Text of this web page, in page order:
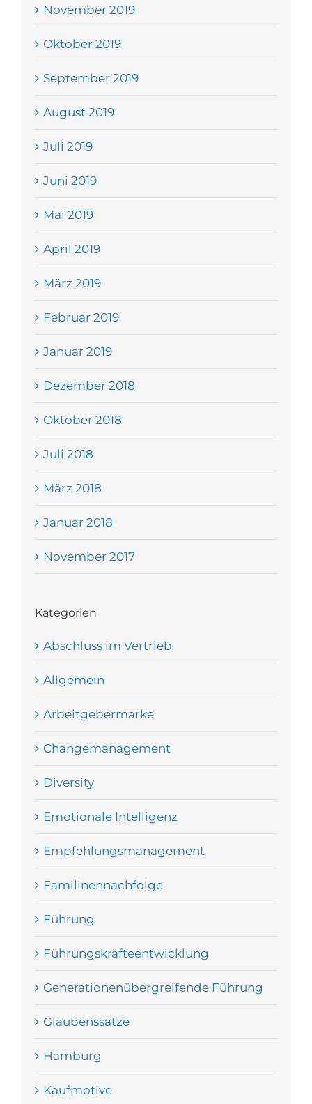
November 2019
Oktober 2019
September 2019
August 2019
Juli 2019
Juni 2019
Mai 2019
April 2019
März 2019
Februar 2019
Januar 2019
Dezember 2018
Oktober 2018
Juli 2018
März 2018
Januar 2018
November 2017
Kategorien
Abschluss im Vertrieb
Allgemein
Arbeitgebermarke
Changemanagement
Diversity
Emotionale Intelligenz
Empfehlungsmanagement
Familinennachfolge
Führung
Führungskräfteentwicklung
Generationenübergreifende Führung
Glaubenssätze
Hamburg
Kaufmotive